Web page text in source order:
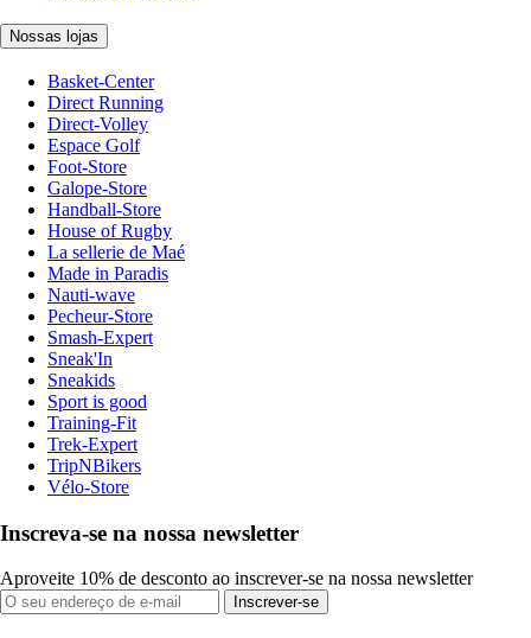
Nossas lojas
Basket-Center
Direct Running
Direct-Volley
Espace Golf
Foot-Store
Galope-Store
Handball-Store
House of Rugby
La sellerie de Maé
Made in Paradis
Nauti-wave
Pecheur-Store
Smash-Expert
Sneak'In
Sneakids
Sport is good
Training-Fit
Trek-Expert
TripNBikers
Vélo-Store
Inscreva-se na nossa newsletter
Aproveite 10% de desconto ao inscrever-se na nossa newsletter
Inscrever-se